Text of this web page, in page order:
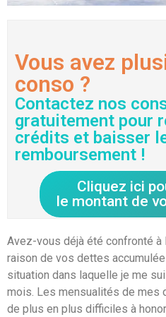
Vous avez
conso ?
Contactez nos
gratuitement pour
crédits et baisser
remboursement !
Cliquez ici
le montant de
Avez-vous déjà été confronté à
raison de vos dettes
situation dans laquelle je me
mois. Les mensualités de
de plus en plus difficiles à